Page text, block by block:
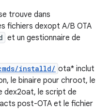
trouve dans
fichiers dexopt A/B OTA
et un gestionnaire de
installd/ ota* inclut
le binaire pour chroot, le
dex2oat, le script de
post-OTA et le fichier